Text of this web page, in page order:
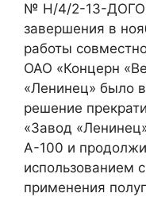
№ Н/4/2-13-ДОГОЗ
завершения в
работы
ОАО «Концерн
«Ленинец» было
решение
«Завод
А-100 и
использованием
применения